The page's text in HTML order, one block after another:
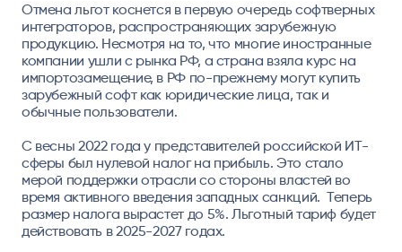
Отмена льгот коснется в первую очередь софтверных
интеграторов, распространяющих зарубежную
продукцию. Несмотря на то, что многие иностранные
компании ушли с рынка РФ, а страна взяла курс на
импортозамещение, в РФ по-прежнему могут купить
зарубежный софт как юридические лица, так и
обычные пользователи.
С весны 2022 года у представителей российской ИТ-
сферы был нулевой налог на прибыль. Это стало
мерой поддержки отрасли со стороны властей во
время активного введения западных санкций. Теперь
размер налога вырастет до 5%. Льготный тариф будет
действовать в 2025-2027 годах.